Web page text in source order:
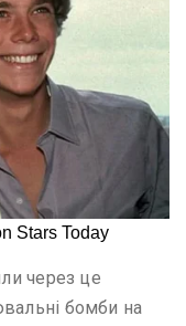
через це
бомби на